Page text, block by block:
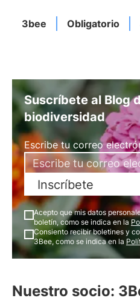
3bee Obligatorio
Suscríbete al Blog
biodiversidad
Escribe tu correo
Inscríbete
Acepto que mis datos
boletín, como se indica en la
Consiento recibir boletines y
3Bee, como se indica en la
Nuestro socio: